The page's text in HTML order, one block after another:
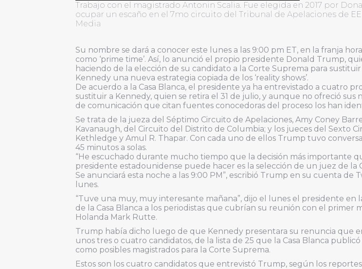
Trabajo con el magistrado Antonin Scalia. Fue elegida en 2017 por
ocupar un escaño en el 7mo circuito del Tribunal de Apelaciones de
Media
Su nombre se dará a conocer este lunes a las 9:00 pm ET, en la franja
como ‘prime time’. Así, lo anunció el propio presidente Donald Trump,
haciendo de la elección de su candidato a la Corte Suprema para
Kennedy una nueva estrategia copiada de los ‘reality shows’.
De acuerdo a la Casa Blanca, el presidente ya ha entrevistado a cuatro
sustituir a Kennedy, quien se retira el 31 de julio, y aunque no ofreció sus
de comunicación que citan fuentes conocedoras del proceso los han
Se trata de la jueza del Séptimo Circuito de Apelaciones, Amy Coney
Kavanaugh, del Circuito del Distrito de Columbia; y los jueces del Sexto
Kethledge y Amul R. Thapar. Con cada uno de ellos Trump tuvo
45 minutos a solas.
“He escuchado durante mucho tiempo que la decisión más importante
presidente estadounidense puede hacer es la selección de un juez de la
Se anunciará esta noche a las 9:00 PM”, escribió Trump en su cuenta de
lunes.
“Tuve una muy, muy interesante mañana”, dijo el lunes el presidente en
de la Casa Blanca a los periodistas que cubrían su reunión con el primer
Holanda Mark Rutte.
Trump había dicho luego de que Kennedy presentara su renuncia que
unos tres o cuatro candidatos, de la lista de 25 que la Casa Blanca
como posibles magistrados para la Corte Suprema.
Estos son los cuatro candidatos que entrevistó Trump, según los